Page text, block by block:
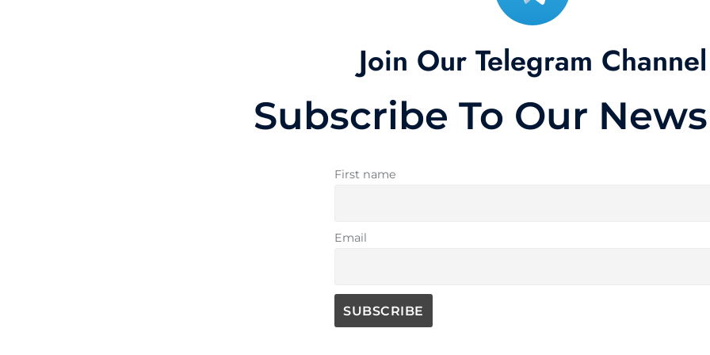
Join Our Telegram Channel
Subscribe To Our
First name
Email